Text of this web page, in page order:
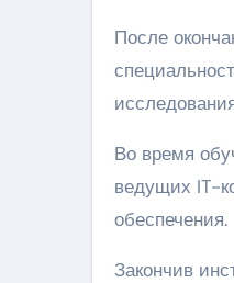
После
Во время
ведущих IT-
обеспечения.
Закончив